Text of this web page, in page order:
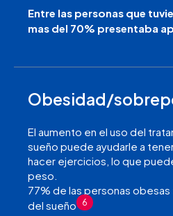
Entre las personas que
mas del 70% presentaba
Obesidad/
El aumento en el uso del
sueño puede ayudarle a
hacer ejercicios, lo que
peso.
77% de las personas
del sueño
6